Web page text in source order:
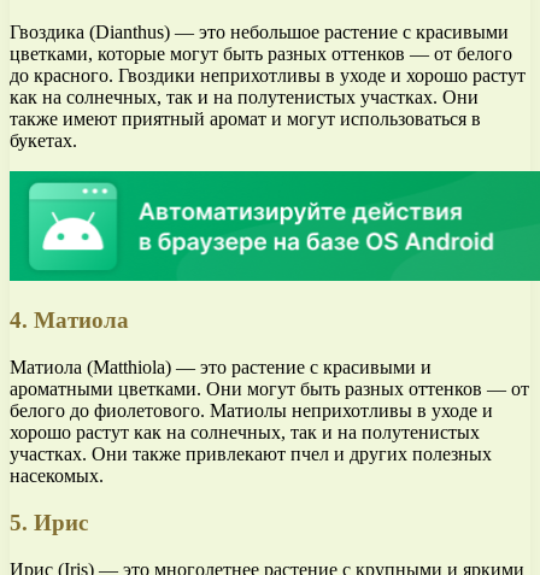
Гвоздика (Dianthus) — это небольшое растение с красивыми
цветками, которые могут быть разных оттенков — от белого
до красного. Гвоздики неприхотливы в уходе и хорошо растут
как на солнечных, так и на полутенистых участках. Они
также имеют приятный аромат и могут использоваться в
букетах.
4. Матиола
Матиола (Matthiola) — это растение с красивыми и
ароматными цветками. Они могут быть разных оттенков — от
белого до фиолетового. Матиолы неприхотливы в уходе и
хорошо растут как на солнечных, так и на полутенистых
участках. Они также привлекают пчел и других полезных
насекомых.
5. Ирис
Ирис (Iris) — это многолетнее растение с крупными и яркими